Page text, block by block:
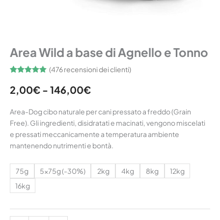
Area Wild a base di Agnello e Tonno
4.95su 5
su base
(476recensioni dei clienti)
2,00€ - 146,00€
Area-Dog cibo naturale per cani pressato a freddo (Grain
Free). Gli ingredienti, disidratati e macinati, vengono miscelati
e pressati meccanicamente a temperatura ambiente
mantenendo nutrimenti e bontà.
75g 5x75g (-30%) 2kg 4kg 8kg
12kg
16kg